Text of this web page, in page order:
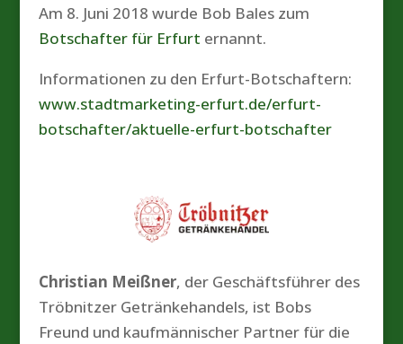
Am 8. Juni 2018 wurde Bob Bales zum
Botschafter für Erfurt ernannt.
Informationen zu den Erfurt-Botschaftern:
www.stadtmarketing-erfurt.de/erfurt-
botschafter/aktuelle-erfurt-botschafter
Christian Meißner, der Geschäftsführer des
Tröbnitzer Getränkehandels, ist Bobs
Freund und kaufmännischer Partner für die